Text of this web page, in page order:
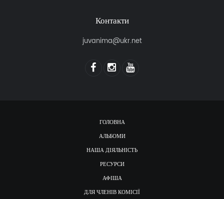
Контакти
juvanima@ukr.net
ГОЛОВНА
АЛЬБОМИ
НАША ДІЯЛЬНІСТЬ
РЕСУРСИ
АФІША
ДЛЯ ЧЛЕНІВ КОМІСІЇ